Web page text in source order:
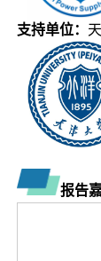
支持单位：
报告